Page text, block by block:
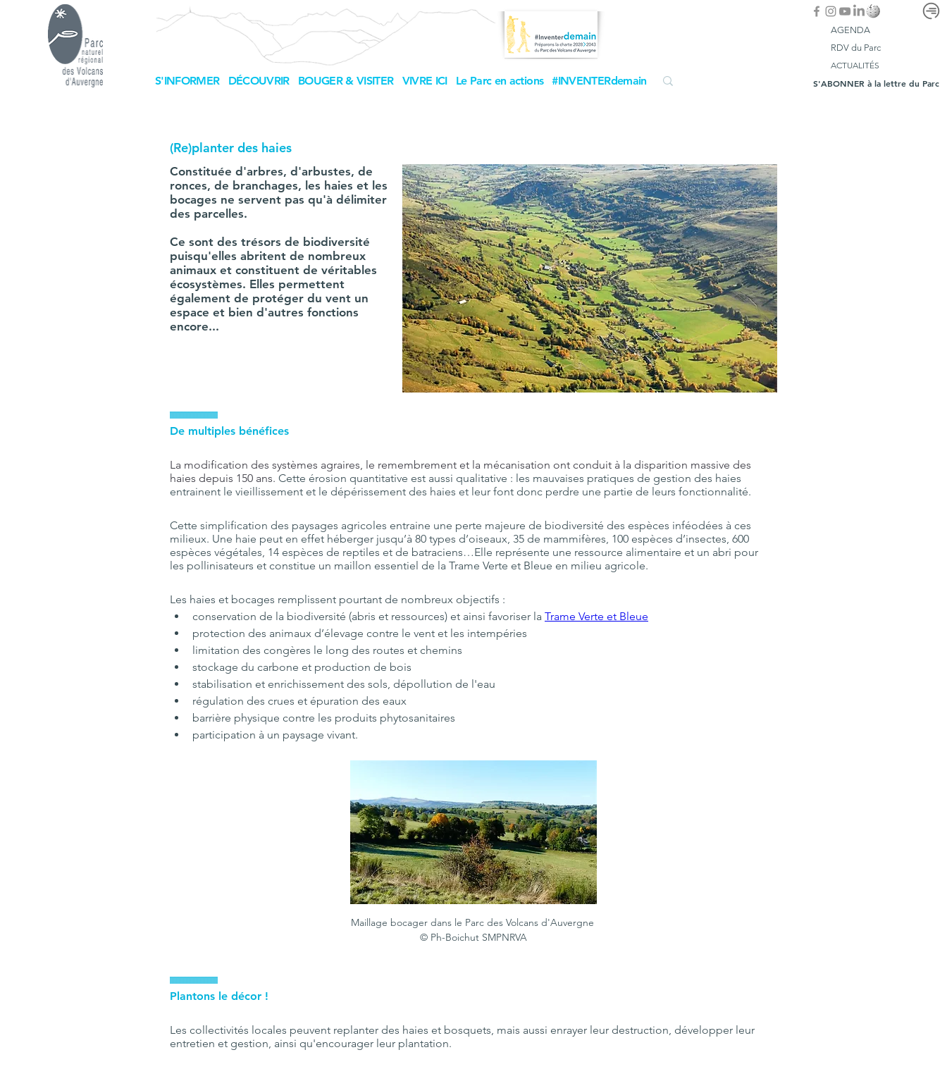
S'INFORMER DÉCOUVRIR BOUGER & VISITER VIVRE ICI Le Parc en actions #INVENTERdemain
AGENDA
RDV du Parc
ACTUALITÉS
S'ABONNER à la lettre du Parc
(Re)planter des haies
Constituée d'arbres, d'arbustes, de
ronces, de branchages, les haies et les
bocages ne servent pas qu'à délimiter
des parcelles.
Ce sont des trésors de biodiversité
puisqu'elles abritent de nombreux
animaux et constituent de véritables
écosystèmes. Elles permettent
également de protéger du vent un
espace et bien d'autres fonctions
encore...
IIIIIIIIIIIIIIIIIIIIIIIIIIIIIIIIII
De multiples bénéfices
La modification des systèmes agraires, le remembrement et la mécanisation ont conduit à la disparition massive des
haies depuis 150 ans. Cette érosion quantitative est aussi qualitative : les mauvaises pratiques de gestion des haies
entrainent le vieillissement et le dépérissement des haies et leur font donc perdre une partie de leurs fonctionnalité.
Cette simplification des paysages agricoles entraine une perte majeure de biodiversité des espèces inféodées à ces
milieux. Une haie peut en effet héberger jusqu’à 80 types d’oiseaux, 35 de mammifères, 100 espèces d’insectes, 600
espèces végétales, 14 espèces de reptiles et de batraciens…Elle représente une ressource alimentaire et un abri pour
les pollinisateurs et constitue un maillon essentiel de la Trame Verte et Bleue en milieu agricole.
Les haies et bocages remplissent pourtant de nombreux objectifs :
conservation de la biodiversité (abris et ressources) et ainsi favoriser la Trame Verte et Bleue
protection des animaux d’élevage contre le vent et les intempéries
limitation des congères le long des routes et chemins
stockage du carbone et production de bois
stabilisation et enrichissement des sols, dépollution de l'eau
régulation des crues et épuration des eaux
barrière physique contre les produits phytosanitaires
participation à un paysage vivant.
Maillage bocager dans le Parc des Volcans d'Auvergne
© Ph-Boichut SMPNRVA
IIIIIIIIIIIIIIIIIIIIIIIIIIIIIIIIII
Plantons le décor !
Les collectivités locales peuvent replanter des haies et bosquets, mais aussi enrayer leur destruction, développer leur
entretien et gestion, ainsi qu'encourager leur plantation.